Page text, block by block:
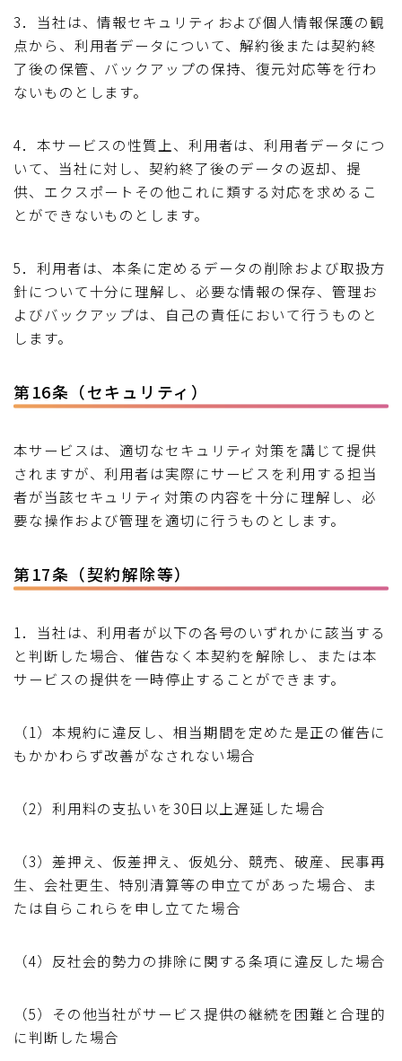
3．当社は、情報セキュリティおよび個人情報保護の観
点から、利用者データについて、解約後または契約終
了後の保管、バックアップの保持、復元対応等を行わ
ないものとします。
4．本サービスの性質上、利用者は、利用者データにつ
いて、当社に対し、契約終了後のデータの返却、提
供、エクスポートその他これに類する対応を求めるこ
とができないものとします。
5．利用者は、本条に定めるデータの削除および取扱方
針について十分に理解し、必要な情報の保存、管理お
よびバックアップは、自己の責任において行うものと
します。
第16条（セキュリティ）
本サービスは、適切なセキュリティ対策を講じて提供
されますが、利用者は実際にサービスを利用する担当
者が当該セキュリティ対策の内容を十分に理解し、必
要な操作および管理を適切に行うものとします。
第17条（契約解除等）
1．当社は、利用者が以下の各号のいずれかに該当する
と判断した場合、催告なく本契約を解除し、または本
サービスの提供を一時停止することができます。
（1）本規約に違反し、相当期間を定めた是正の催告に
もかかわらず改善がなされない場合
（2）利用料の支払いを30日以上遅延した場合
（3）差押え、仮差押え、仮処分、競売、破産、民事再
生、会社更生、特別清算等の申立てがあった場合、ま
たは自らこれらを申し立てた場合
（4）反社会的勢力の排除に関する条項に違反した場合
（5）その他当社がサービス提供の継続を困難と合理的
に判断した場合